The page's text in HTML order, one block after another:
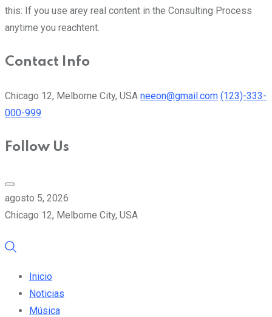
this: If you use arey real content in the Consulting Process
anytime you reachtent.
Contact Info
Chicago 12, Melborne City, USA neeon@gmail.com (123)-333-
000-999
Follow Us
agosto 5, 2026
Chicago 12, Melborne City, USA
Inicio
Noticias
Música